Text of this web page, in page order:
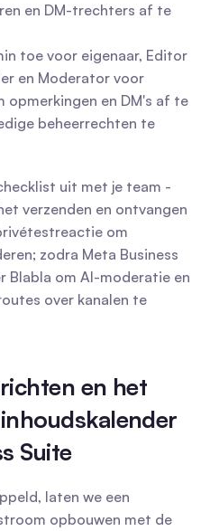
en DM-trechters af te
toe voor eigenaar, Editor
en Moderator voor
opmerkingen en DM's af te
beheerrechten te
uit met je team -
verzenden en ontvangen
om
zodra Meta Business
Blabla om AI-moderatie en
over kanalen te
en het
Suite
laten we een
opbouwen met de